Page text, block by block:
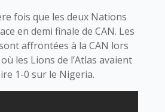
fois que les deux Nations
en demi finale de CAN. Les
affrontées à la CAN lors
les Lions de l’Atlas avaient
1-0 sur le Nigeria.